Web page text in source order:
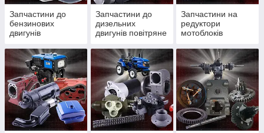
Запчастини до
бензинових
двигунів
Запчастини до
дизельних
двигунів повітряне
Запчастини на
редуктори
мотоблоків